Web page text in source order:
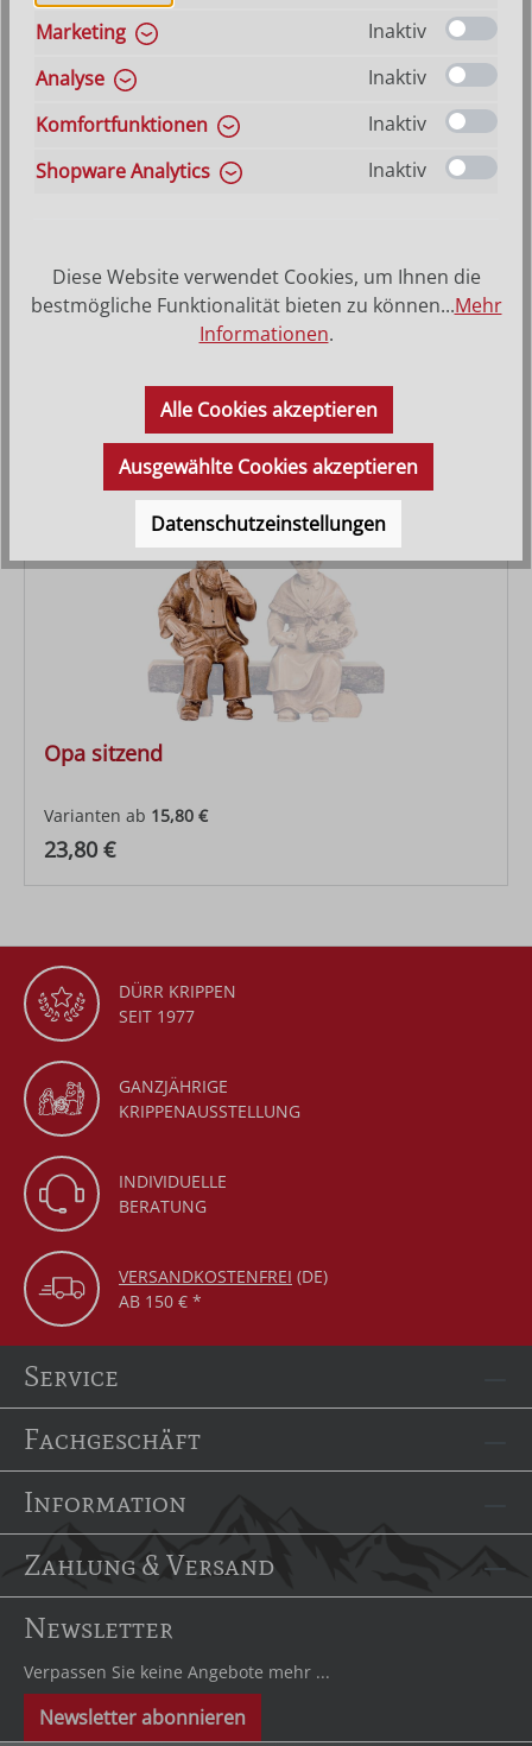
Oma sitzend
Regulärer Preis:
Opa sitzend
Varianten ab 15,80 €
Regulärer Preis:
23,80 €
DÜRR KRIPPEN
SEIT 1977
GANZJÄHRIGE
KRIPPENAUSSTELLUNG
INDIVIDUELLE
BERATUNG
VERSANDKOSTENFREI (DE)
AB 150 € *
Service
Fachgeschäft
Information
Zahlung & Versand
Newsletter
Verpassen Sie keine Angebote mehr ...
Newsletter abonnieren
Marketing
Inaktiv
Analyse
Inaktiv
Komfortfunktionen
Inaktiv
Shopware Analytics
Inaktiv
Diese Website verwendet Cookies, um Ihnen die
bestmögliche Funktionalität bieten zu können...Mehr
Informationen.
Alle Cookies akzeptieren
Ausgewählte Cookies akzeptieren
Datenschutzeinstellungen